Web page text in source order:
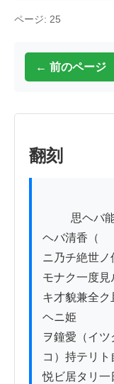
ページ: 25
← 前のページ
翻刻
ヘバ清香（　
ニ乃チ絶世
モナク一度見
キ才貌兼全
ヘニ姫
ヲ鐘愛（イ
コ）持テリト
悦ビ居タリ一